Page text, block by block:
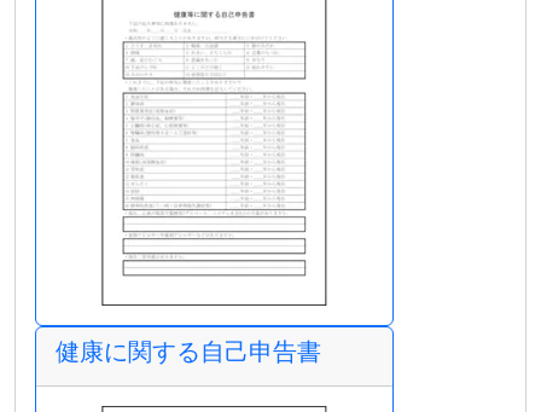
健康に関する自己申告書